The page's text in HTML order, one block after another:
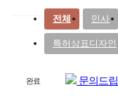
전체 민사
특허상표디자인
완료 문의드